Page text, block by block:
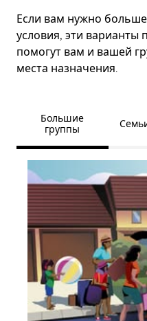
Если вам нужно
условия, эти варианты
помогут вам и вашей
места назначения.
Большие
группы